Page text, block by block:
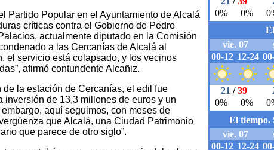
Partido Popular en el Ayuntamiento de Alcalá
críticas contra el Gobierno de Pedro
actualmente diputado en la Comisión
a las Cercanías de Alcalá al
el servicio está colapsado, y los vecinos
afirmó contundente Alcañiz.
la estación de Cercanías, el edil fue
inversión de 13,3 millones de euros y un
aquí seguimos, con meses de
que Alcalá, una Ciudad Patrimonio
que parece de otro siglo”.